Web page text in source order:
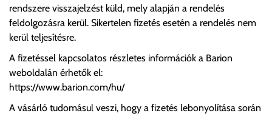
rendszere visszajelzést küld, mely alapján a rendelés
feldolgozásra kerül. Sikertelen fizetés esetén a rendelés nem
kerül teljesítésre.
A fizetéssel kapcsolatos részletes információk a Barion
weboldalán érhetők el:
https://www.barion.com/hu/
A vásárló tudomásul veszi, hogy a fizetés lebonyolítása során